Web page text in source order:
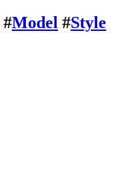
#Model #Style